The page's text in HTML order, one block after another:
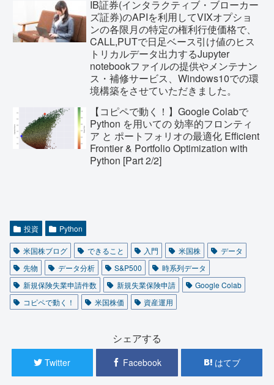
IB証券(インタラクティブ・ブローカー
ズ証券)のAPIを利用してVIXオプショ
ンの各限月の特定の権利行使価格で、
CALL,PUTで日足ベース引け値のヒス
トリカルデータ出力するJupyter
notebookファイルの提供やメンテナン
ス・補修サービス、Windows10での環
境構築をさせていただきました。
【コピペで動く！】Google Colabで
Python を用いての 効率的フロンティ
ア と ポートフォリオの最適化 Efficient
Frontier & Portfolio Optimization with
Python [Part 2/2]
投資 Python
米国株ブログ できること 入門 米国株
データ
先物
データ分析 S&P500
時系列データ
新規保険失業申請件数
新規失業保険申請
Google Colab
コピペで動く！
米国株価 資産運用
シェアする
Twitter Facebook はてブ